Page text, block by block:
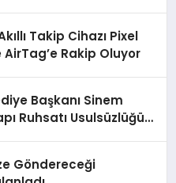
Takip Cihazı Pixel
Rakip Oluyor
Başkanı Sinem
Ruhsatı Usulsüzlüğü
Göndereceği